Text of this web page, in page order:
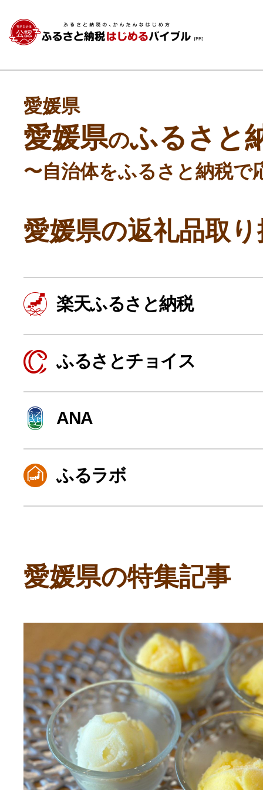
よく見られている返礼品
ふるさと納税徹底比較
給与所得者版
副業・パラレルワーカー
個人事業主・フリーラン
個人事業・フリーランス
愛媛県
愛媛県のふるさと
〜自治体をふるさと納税で
愛媛県の返礼品取
楽天ふるさと納税
ふるさとチョイス
ANA
ふるラボ
愛媛県の特集記事